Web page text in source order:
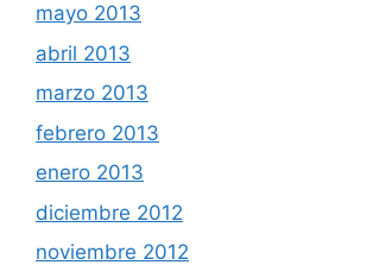
mayo 2013
abril 2013
marzo 2013
febrero 2013
enero 2013
diciembre 2012
noviembre 2012